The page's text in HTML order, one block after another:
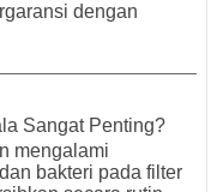
dengan
Sangat Penting?
mengalami
bakteri pada filter